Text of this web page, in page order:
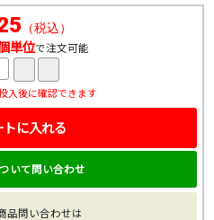
（税込）
単位で注文可能
入後に確認できます
トに入れる
いて問い合わせ
品問い合わせは